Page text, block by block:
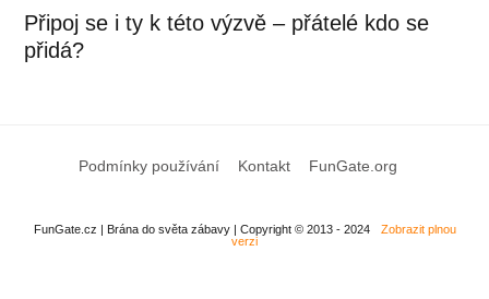
Připoj se i ty k této výzvě – přátelé kdo se
přidá?
Podmínky používání Kontakt FunGate.org
FunGate.cz | Brána do světa zábavy | Copyright © 2013 - 2024
Zobrazit plnou
verzi